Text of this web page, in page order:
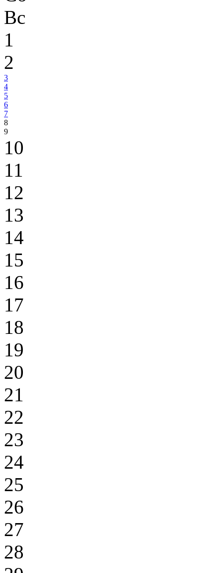
Вс
1
2
3
4
5
6
7
8
9
10
11
12
13
14
15
16
17
18
19
20
21
22
23
24
25
26
27
28